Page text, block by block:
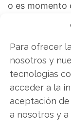
Para ofrecer
nosotros y
tecnologías
acceder a la
aceptación
a nosotros y
o es momento
AMD:
AMD